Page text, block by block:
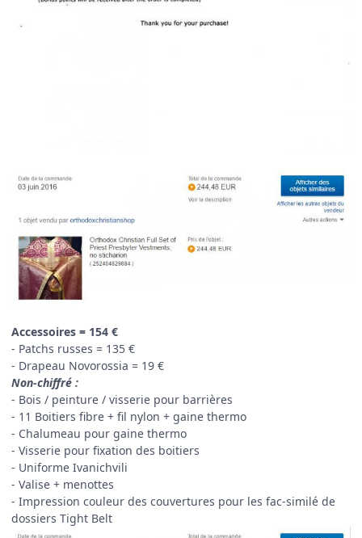
Accessoires = 154 €
- Patchs russes = 135 €
- Drapeau Novorossia = 19 €
Non-chiffré :
- Bois / peinture / visserie pour barrières
- 11 Boitiers fibre + fil nylon + gaine thermo
- Chalumeau pour gaine thermo
- Visserie pour fixation des boitiers
- Uniforme Ivanichvili
- Valise + menottes
- Impression couleur des couvertures pour les fac-similé de
dossiers Tight Belt